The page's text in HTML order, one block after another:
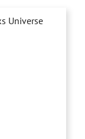
Universe